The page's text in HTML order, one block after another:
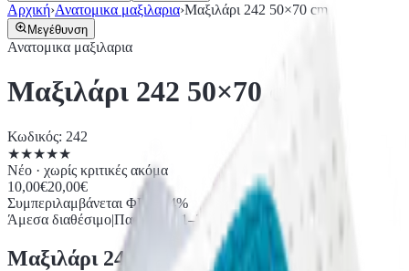
Αρχική›Ανατομικα μαξιλαρια›Μαξιλάρι 242 50×70 cm
Μεγέθυνση
Ανατομικα μαξιλαρια
Μαξιλάρι 242 50×70 cm
Κωδικός: 242
★★★★★
Νέο · χωρίς κριτικές ακόμα
10,00€20,00€
Συμπεριλαμβάνεται ΦΠΑ 24%
Άμεσα διαθέσιμο|Παράδοση 1–2 εργάσιμες
Μαξιλάρι 242 50×70 cm